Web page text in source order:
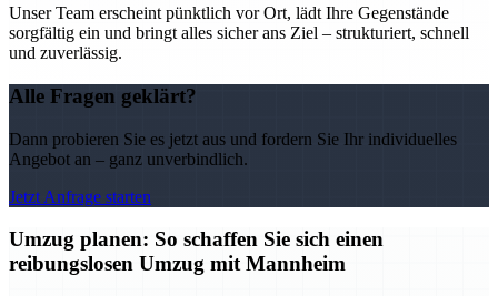
Unser Team erscheint pünktlich vor Ort, lädt Ihre Gegenstände
sorgfältig ein und bringt alles sicher ans Ziel – strukturiert, schnell
und zuverlässig.
Alle Fragen geklärt?
Dann probieren Sie es jetzt aus und fordern Sie Ihr individuelles
Angebot an – ganz unverbindlich.
Jetzt Anfrage starten
Umzug planen: So schaffen Sie sich einen
reibungslosen Umzug mit Mannheim